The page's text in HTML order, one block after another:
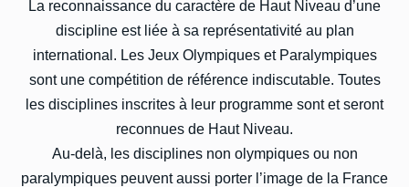
La reconnaissance du caractère de Haut Niveau d’une
discipline est liée à sa représentativité au plan
international. Les Jeux Olympiques et Paralympiques
sont une compétition de référence indiscutable. Toutes
les disciplines inscrites à leur programme sont et seront
reconnues de Haut Niveau.
Au-delà, les disciplines non olympiques ou non
paralympiques peuvent aussi porter l’image de la France